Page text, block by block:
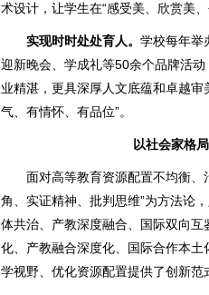
术设计，让学生在“感受美、欣赏美、
实现时时处处育人。 学校每年举
迎新晚会、学成礼等50余个品牌活
业精湛，更具深厚人文底蕴和卓越
气、有情怀、有品位”。
以社会家格
面对高等教育资源配置不均衡、
角、实证精神、批判思维”为方法论
体共治、产教深度融合、国际双向
化、产教融合深度化、国际合作本
学视野、优化资源配置提供了创新范